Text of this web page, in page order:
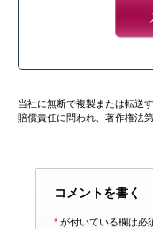
当社に無断で複製または転送
賠償責任に問われ、著作権法
コメントを書く
* が付いている欄は必